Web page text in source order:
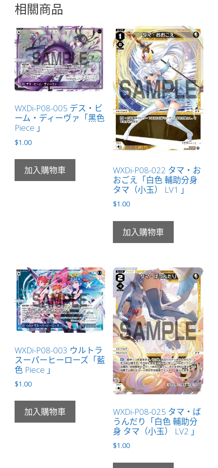
ス/
イ
デ
ン
イ
オ
「黑
色
分
身
イ
ナ
量
相關商品
WXDi-P08-005 デス・ビ
ーム・ディーヴァ「黑色
Piece 」
$1.00
加入購物車
WXDi-P08-022 タマ・お
おごえ「白色 輔助分身
タマ（小玉） LV1 」
$1.00
加入購物車
WXDi-P08-003 ウルトラ
スーパーヒーローズ「藍
色 Piece 」
$1.00
加入購物車
WXDi-P08-025 タマ・ば
うんだり「白色 輔助分
身 タマ（小玉） LV2 」
$1.00